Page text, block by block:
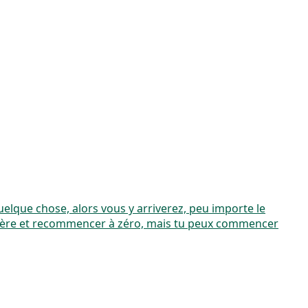
chose, alors vous y arriverez, peu importe le
et recommencer à zéro, mais tu peux commencer